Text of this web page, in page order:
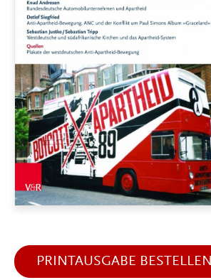
PRINTAUSGABE BESTELLEN